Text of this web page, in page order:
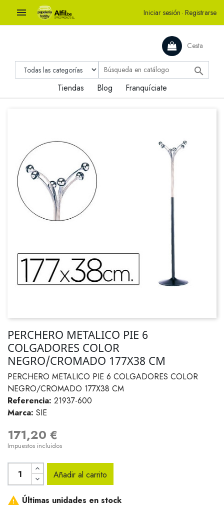
 Iniciar sesión · Registrarse
Cesta

Tiendas Blog Franquíciate
PERCHERO METALICO PIE 6
COLGADORES COLOR
NEGRO/CROMADO 177X38 CM
PERCHERO METALICO PIE 6 COLGADORES COLOR
NEGRO/CROMADO 177X38 CM
Referencia: 21937-600
Marca: SIE
171,20 €
Impuestos incluidos
Añadir al carrito
 Últimas unidades en stock